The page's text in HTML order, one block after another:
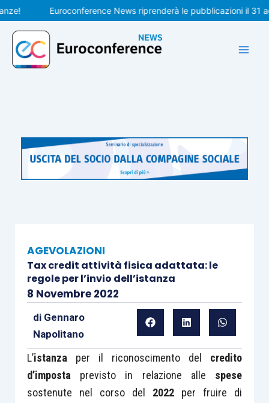
Vai
al
contenuto
Euroconference News riprenderà le pubblicazioni il 31
AGEVOLAZIONI
Tax credit attività fisica adattata: le
regole per l’invio dell’istanza
8 Novembre 2022
di Gennaro
Napolitano
L’istanza per il riconoscimento del credito
d’imposta previsto in relazione alle spese
sostenute nel corso del 2022 per fruire di